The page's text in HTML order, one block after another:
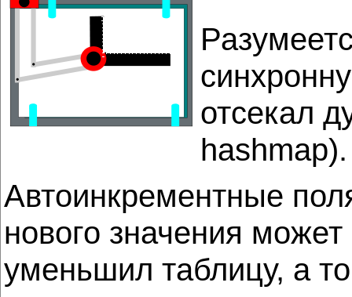
отсекал
Автоинкрементные
нового значения
уменьшил таблицу, а